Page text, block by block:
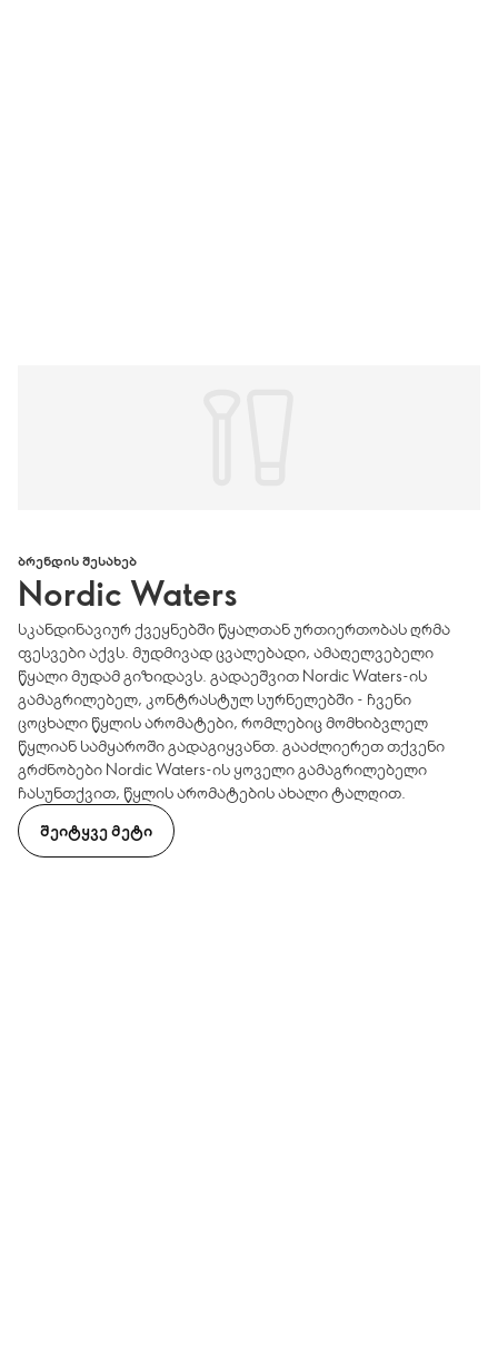
ᲑᲠᲔᲜᲓᲘᲡ ᲨᲔᲡᲐᲮᲔᲑ
Nordic Waters
სკანდინავიურ ქვეყნებში წყალთან ურთიერთობას ღრმა
ფესვები აქვს. მუდმივად ცვალებადი, ამაღელვებელი
წყალი მუდამ გიზიდავს. გადაეშვით Nordic Waters-ის
გამაგრილებელ, კონტრასტულ სურნელებში - ჩვენი
ცოცხალი წყლის არომატები, რომლებიც მომხიბვლელ
წყლიან სამყაროში გადაგიყვანთ. გააძლიერეთ თქვენი
გრძნობები Nordic Waters-ის ყოველი გამაგრილებელი
ჩასუნთქვით, წყლის არომატების ახალი ტალღით.
ᲨᲔᲘᲢᲧᲕᲔ ᲛᲔᲢᲘ